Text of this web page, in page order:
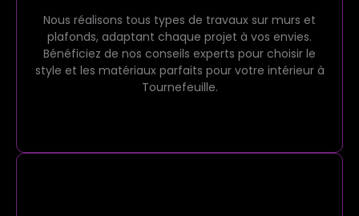
Nous réalisons tous types de travaux sur murs et
plafonds, adaptant chaque projet à vos envies.
Bénéficiez de nos conseils experts pour choisir le
style et les matériaux parfaits pour votre intérieur à
Tournefeuille.